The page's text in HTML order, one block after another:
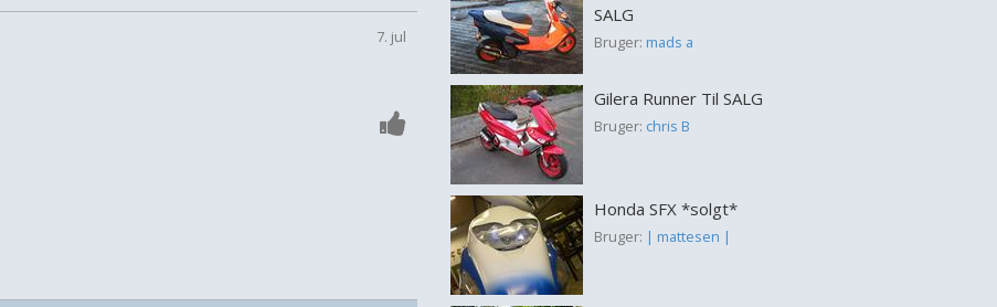
7. jul
SALG
Bruger: mads a
Gilera Runner Til SALG
Bruger: chris B
Honda SFX *solgt*
Bruger: | mattesen |